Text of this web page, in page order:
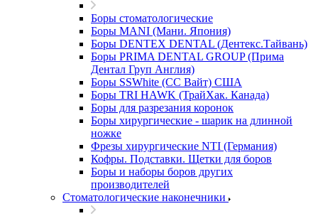
Боры стоматологические
Боры MANI (Мани. Япония)
Боры DENTEX DENTAL (Дентекс.Тайвань)
Боры PRIMA DENTAL GROUP (Прима
Дентал Груп Англия)
Боры SSWhite (СС Вайт) США
Боры TRI HAWK (ТрайХак. Канада)
Боры для разрезания коронок
Боры хирургические - шарик на длинной
ножке
Фрезы хирургические NTI (Германия)
Кофры. Подставки. Щетки для боров
Боры и наборы боров других
производителей
Стоматологические наконечники